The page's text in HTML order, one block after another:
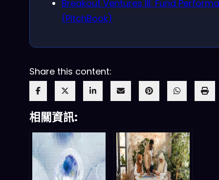
Breakout Ventures III: Fund
(PitchBook)
Share this content:
相關資訊: